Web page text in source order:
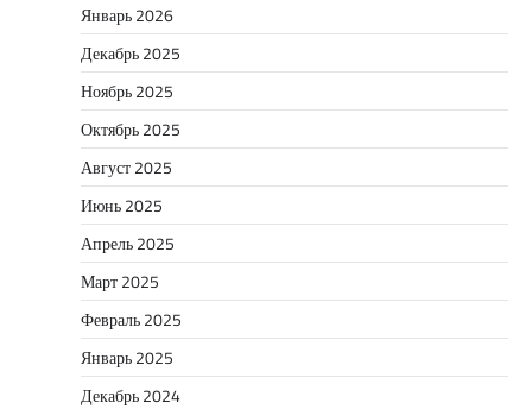
Январь 2026
Декабрь 2025
Ноябрь 2025
Октябрь 2025
Август 2025
Июнь 2025
Апрель 2025
Март 2025
Февраль 2025
Январь 2025
Декабрь 2024